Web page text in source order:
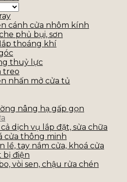
cánh cửa nhôm kính
phủ bụi, sơn
thoáng khí
thuỷ lực
treo
nhấn mở cửa tủ
nâng hạ gấp gọn
dịch vụ lắp đặt, sửa chữa
cửa thông minh
lề, tay nắm cửa, khoá cửa
bị điện
vòi sen, chậu rửa chén